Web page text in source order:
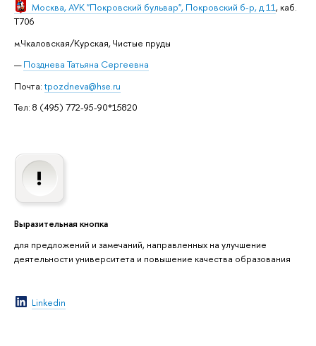
Москва, АУК "Покровский бульвар", Покровский б-р, д.11, каб.
T706
м.Чкаловская/Курская, Чистые пруды
Позднева Татьяна Сергеевна
Почта: tpozdneva@hse.ru
Тел: 8 (495) 772-95-90*15820
Выразительная кнопка
для предложений и замечаний, направленных на улучшение
деятельности университета и повышение качества образования
Linkedin